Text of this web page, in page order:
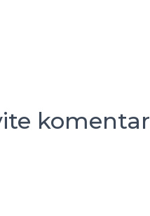
komentar